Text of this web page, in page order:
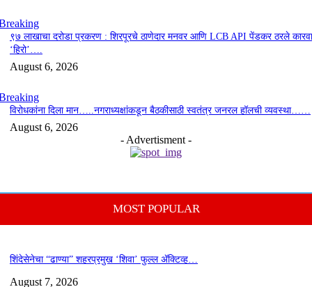
९७ लाखाचा दरोडा प्रकरण : शिरपूरचे ठाणेदार मनवर आणि LCB API पेंडकर ठरले
‘हिरो’….
August 6, 2026
विरोधकांना दिला मान…..नगराध्यक्षांकडून बैठकीसाठी स्वतंत्र जनरल हॉलची व्यवस्था……
August 6, 2026
- Advertisment -
MOST POPULAR
शिंदेसेनेचा “ढाण्या” शहरप्रमुख ‘शिवा’ फुल्ल ॲक्टिव्ह…
August 7, 2026